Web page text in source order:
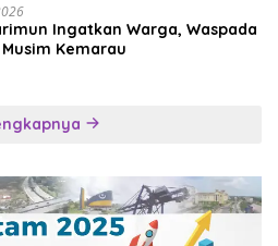
Ingatkan Warga, Waspada
Kemarau